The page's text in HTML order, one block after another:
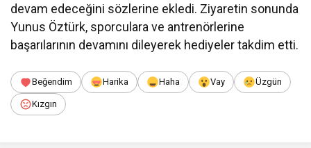
devam edeceğini sözlerine ekledi. Ziyaretin sonunda
Yunus Öztürk, sporculara ve antrenörlerine
başarılarının devamını dileyerek hediyeler takdim etti.
Beğendim Harika Haha Vay Üzgün
Kızgın